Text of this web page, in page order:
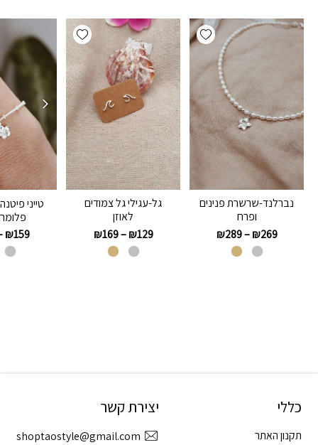
Add wishlist
נברלנד-שרשרת פנינים
ופרח
₪269
–
₪289
Add wishlist
גל-עגילי גל צמודים
לאוזן
₪129
–
₪169
טייני
₪159
כללי
תקנון האתר
יצירת קשר
shoptaostyle@gmail.com